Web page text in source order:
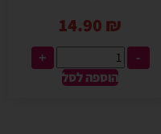
14.90 ₪
-
+
הוספה לסל